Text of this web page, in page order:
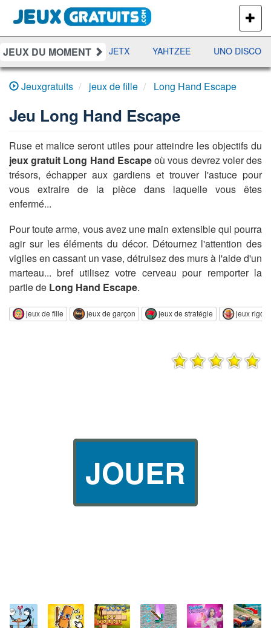
PLUS
DE
JEUX
JEUX DU MOMENT
DAMES RAMI JETX YAHTZEE UNO DISCO
Jeuxgratuits jeux de fille Long Hand Escape
Jeu Long Hand Escape
Ruse et malice seront utiles pour atteindre les objectifs du
jeux gratuit Long Hand Escapeoù vous devrez voler des
trésors, échapper aux gardiens et trouver l'astuce pour
vous extraire de la pièce dans laquelle vous êtes
enfermé...
Pour toute arme, vous avez une main extensible qui pourra
agir sur les éléments du décor. Détournez l'attention des
vigiles en cassant un vase, détruisez des murs à l'aide d'un
marteau... bref utilisez votre cerveau pour remporter la
partie de Long Hand Escape.
jeux de fille jeux de garçon jeux de stratégie jeux
JOUER